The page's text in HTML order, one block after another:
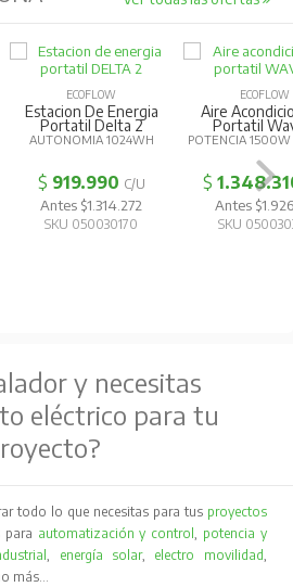
ECOFLOW
Estacion De Energia
Portatil Delta 2
AUTONOMIA 1024WH
$ 919.990 C/U
Antes $1.314.272
SKU 050030170
ECOFLOW
Aire
Portatil
POTENCIA
$
Antes
SKU
y necesitas
eléctrico para tu
todo lo que necesitas para tus proyectos
para automatización y control, potencia y
, energía solar, electro movilidad,
más…